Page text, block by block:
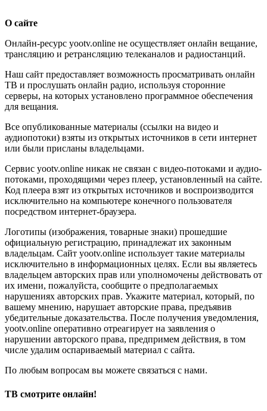
О сайте
Онлайн-ресурс yootv.online не осуществляет онлайн вещание,
трансляцию и ретрансляцию телеканалов и радиостанций.
Наш сайт предоставляет возможность просматривать онлайн
ТВ и прослушать онлайн радио, используя сторонние
серверы, на которых установлено программное обеспечения
для вещания.
Все опубликованные материалы (ссылки на видео и
аудиопотоки) взяты из открытых источников в сети интернет
или были присланы владельцами.
Сервис yootv.online никак не связан с видео-потоками и аудио-
потоками, проходящими через плеер, установленный на сайте.
Код плеера взят из открытых источников и воспроизводится
исключительно на компьютере конечного пользователя
посредством интернет-браузера.
Логотипы (изображения, товарные знаки) прошедшие
официальную регистрацию, принадлежат их законным
владельцам. Сайт yootv.online использует такие материалы
исключительно в информационных целях. Если вы являетесь
владельцем авторских прав или уполномочены действовать от
их имени, пожалуйста, сообщите о предполагаемых
нарушениях авторских прав. Укажите материал, который, по
вашему мнению, нарушает авторские права, предъявив
убедительные доказательства. После получения уведомления,
yootv.online оперативно отреагирует на заявления о
нарушении авторского права, предпримем действия, в том
числе удалим оспариваемый материал с сайта.
По любым вопросам вы можете связаться с нами.
ТВ смотрите онлайн!